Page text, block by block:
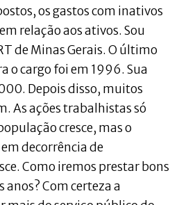
os gastos com inativos
relação aos ativos. Sou
de Minas Gerais. O último
o cargo foi em 1996. Sua
Depois disso, muitos
As ações trabalhistas só
cresce, mas o
decorrência de
Como iremos prestar bons
Com certeza a